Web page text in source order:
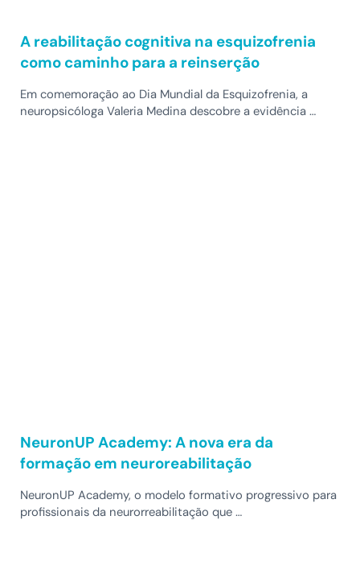
A reabilitação cognitiva na esquizofrenia
como caminho para a reinserção
Em comemoração ao Dia Mundial da Esquizofrenia, a
neuropsicóloga Valeria Medina descobre a evidência …
NeuronUP Academy: A nova era da
formação em neuroreabilitação
NeuronUP Academy, o modelo formativo progressivo para
profissionais da neurorreabilitação que …